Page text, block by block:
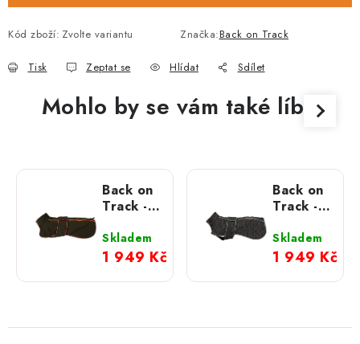
Kód zboží: Zvolte variantu Značka:Back on Track
Tisk Zeptat se Hlídat Sdílet
Mohlo by se vám také líbit
Back on
Track -
2.0
Softshellová
khaki
Skladem
1 949 Kč
Back on
Track -
2.0
Softshellová
černá
Skladem
1 949 Kč